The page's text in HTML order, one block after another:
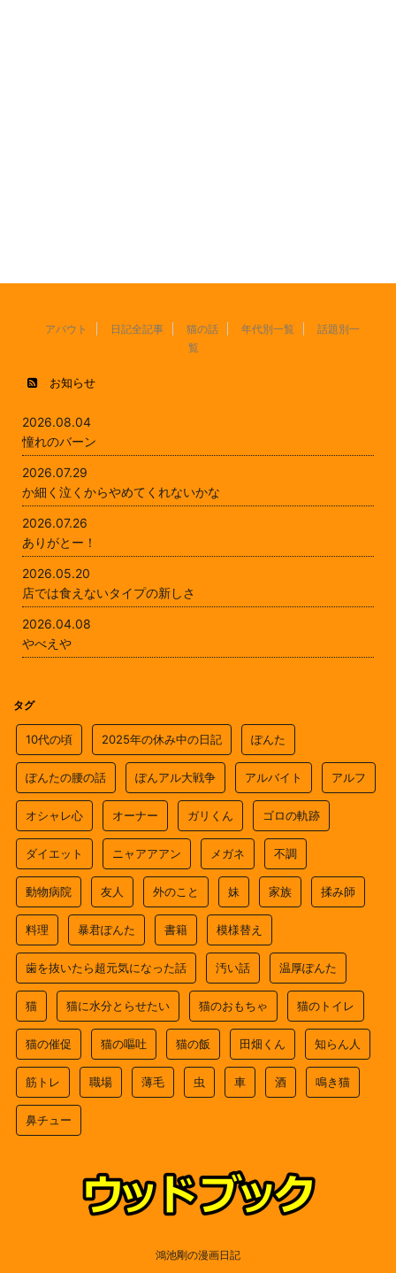
アバウト 日記全記事 猫の話 年代別一覧
話題別一
覧
お知らせ
2026.08.04
憧れのバーン
2026.07.29
か細く泣くからやめてくれないかな
2026.07.26
ありがとー！
2026.05.20
店では食えないタイプの新しさ
2026.04.08
やべえや
タグ
10代の頃 2025年の休み中の日記 ぽんた
ぽんたの腰の話 ぽんアル大戦争 アルバイト アルフ
オシャレ心 オーナー ガリくん ゴロの軌跡
ダイエット ニャアアアン メガネ 不調
動物病院 友人 外のこと 妹 家族 揉み師
料理 暴君ぽんた 書籍 模様替え
歯を抜いたら超元気になった話 汚い話 温厚ぽんた
猫 猫に水分とらせたい 猫のおもちゃ 猫のトイレ
猫の催促 猫の嘔吐 猫の飯 田畑くん 知らん人
筋トレ 職場 薄毛 虫 車 酒 鳴き猫
鼻チュー
鴻池剛の漫画日記